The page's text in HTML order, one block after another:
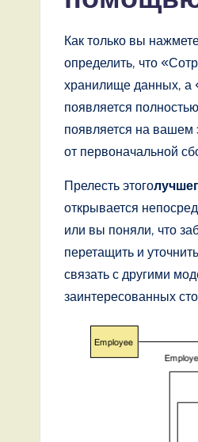
Как только вы
определить, что
хранилище данных, а
появляется
появляется на вашем
от первоначальной
Прелесть этого
открывается
или вы поняли, что
перетащить и
связать с другими
заинтересованных